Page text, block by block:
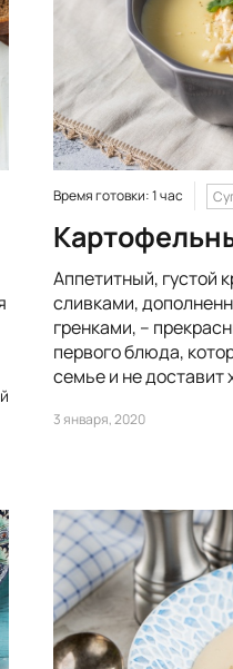
Время готовки: 1 час
Аппетитный, густой
сливками,
гренками, –
первого блюда,
семье и не доставит
3 января, 2020